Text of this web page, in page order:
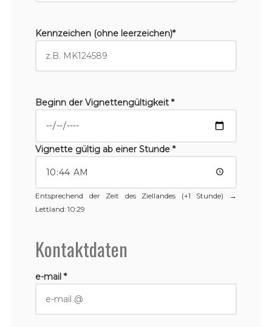
Kennzeichen (ohne leerzeichen)*
Beginn der Vignettengültigkeit *
Vignette gültig ab einer Stunde *
Entsprechend der Zeit des Ziellandes (+1 Stunde) →
Lettland: 10:29
Kontaktdaten
e-mail *